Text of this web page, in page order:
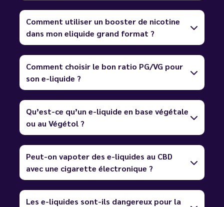
Comment utiliser un booster de nicotine
dans mon eliquide grand format ?
Comment choisir le bon ratio PG/VG pour
son e-liquide ?
Qu’est-ce qu’un e-liquide en base végétale
ou au Végétol ?
Peut-on vapoter des e-liquides au CBD
avec une cigarette électronique ?
Les e-liquides sont-ils dangereux pour la